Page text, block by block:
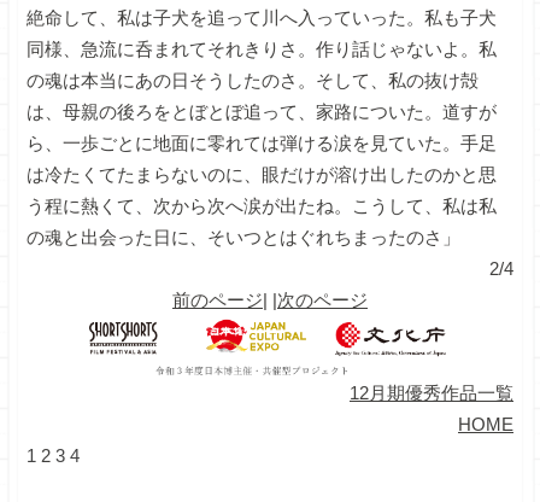
絶命して、私は子犬を追って川へ入っていった。私も子犬
同様、急流に呑まれてそれきりさ。作り話じゃないよ。私
の魂は本当にあの日そうしたのさ。そして、私の抜け殻
は、母親の後ろをとぼとぼ追って、家路についた。道すが
ら、一歩ごとに地面に零れては弾ける涙を見ていた。手足
は冷たくてたまらないのに、眼だけが溶け出したのかと思
う程に熱くて、次から次へ涙が出たね。こうして、私は私
の魂と出会った日に、そいつとはぐれちまったのさ」
2/4
前のページ| |次のページ
12月期優秀作品一覧
HOME
1 2 3 4